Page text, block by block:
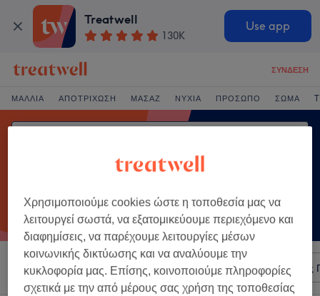
Treatwell
130K
Use app
ΣΎΝΔΕΣΗ
ΜΑΛΛΙΆ ΑΠΟΤΡΊΧΩΣΗ ΜΑΣΆΖ ΝΎΧΙΑ ΠΡΌΣΩΠΟ ΣΏΜΑ
Ταξινόμηση κατά Οποιαδήποτε τιμή Σαλόνια Άμεσες
Χρησιμοποιούμε cookies ώστε η τοποθεσία μας να
λειτουργεί σωστά, να εξατομικεύουμε περιεχόμενο και
διαφημίσεις, να παρέχουμε λειτουργίες μέσων
κοινωνικής δικτύωσης και να αναλύουμε την
κυκλοφορία μας. Επίσης, κοινοποιούμε πληροφορίες
σχετικά με την από μέρους σας χρήση της τοποθεσίας